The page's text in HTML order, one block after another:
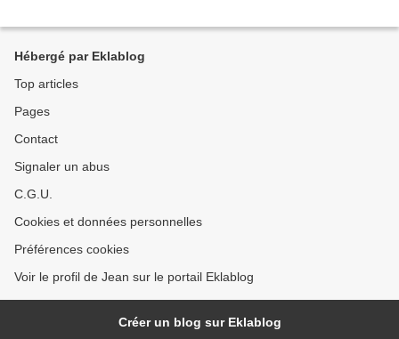
Hébergé par Eklablog
Top articles
Pages
Contact
Signaler un abus
C.G.U.
Cookies et données personnelles
Préférences cookies
Voir le profil de Jean sur le portail Eklablog
Créer un blog sur Eklablog